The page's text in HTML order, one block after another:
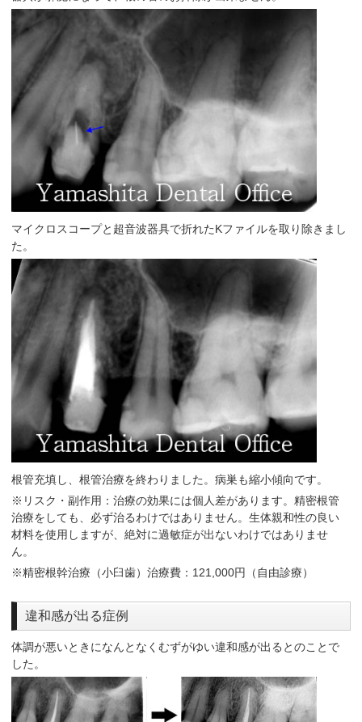
マイクロスコープと超音波器具で折れたKファイルを取り除きまし
た。
根管充填し、根管治療を終わりました。病巣も縮小傾向です。
※リスク・副作用：治療の効果には個人差があります。精密根管
治療をしても、必ず治るわけではありません。生体親和性の良い
材料を使用しますが、絶対に過敏症が出ないわけではありませ
ん。
※精密根幹治療（小臼歯）治療費：121,000円（自由診療）
違和感が出る症例
体調が悪いときになんとなくむずがゆい違和感が出るとのことで
した。